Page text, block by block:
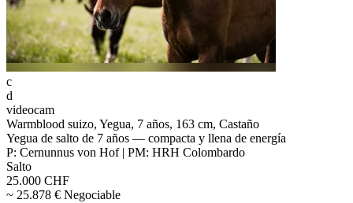
c
d
videocam
Warmblood suizo, Yegua, 7 años, 163 cm, Castaño
Yegua de salto de 7 años — compacta y llena de energía
P: Cernunnus von Hof | PM: HRH Colombardo
Salto
25.000 CHF
~ 25.878 € Negociable